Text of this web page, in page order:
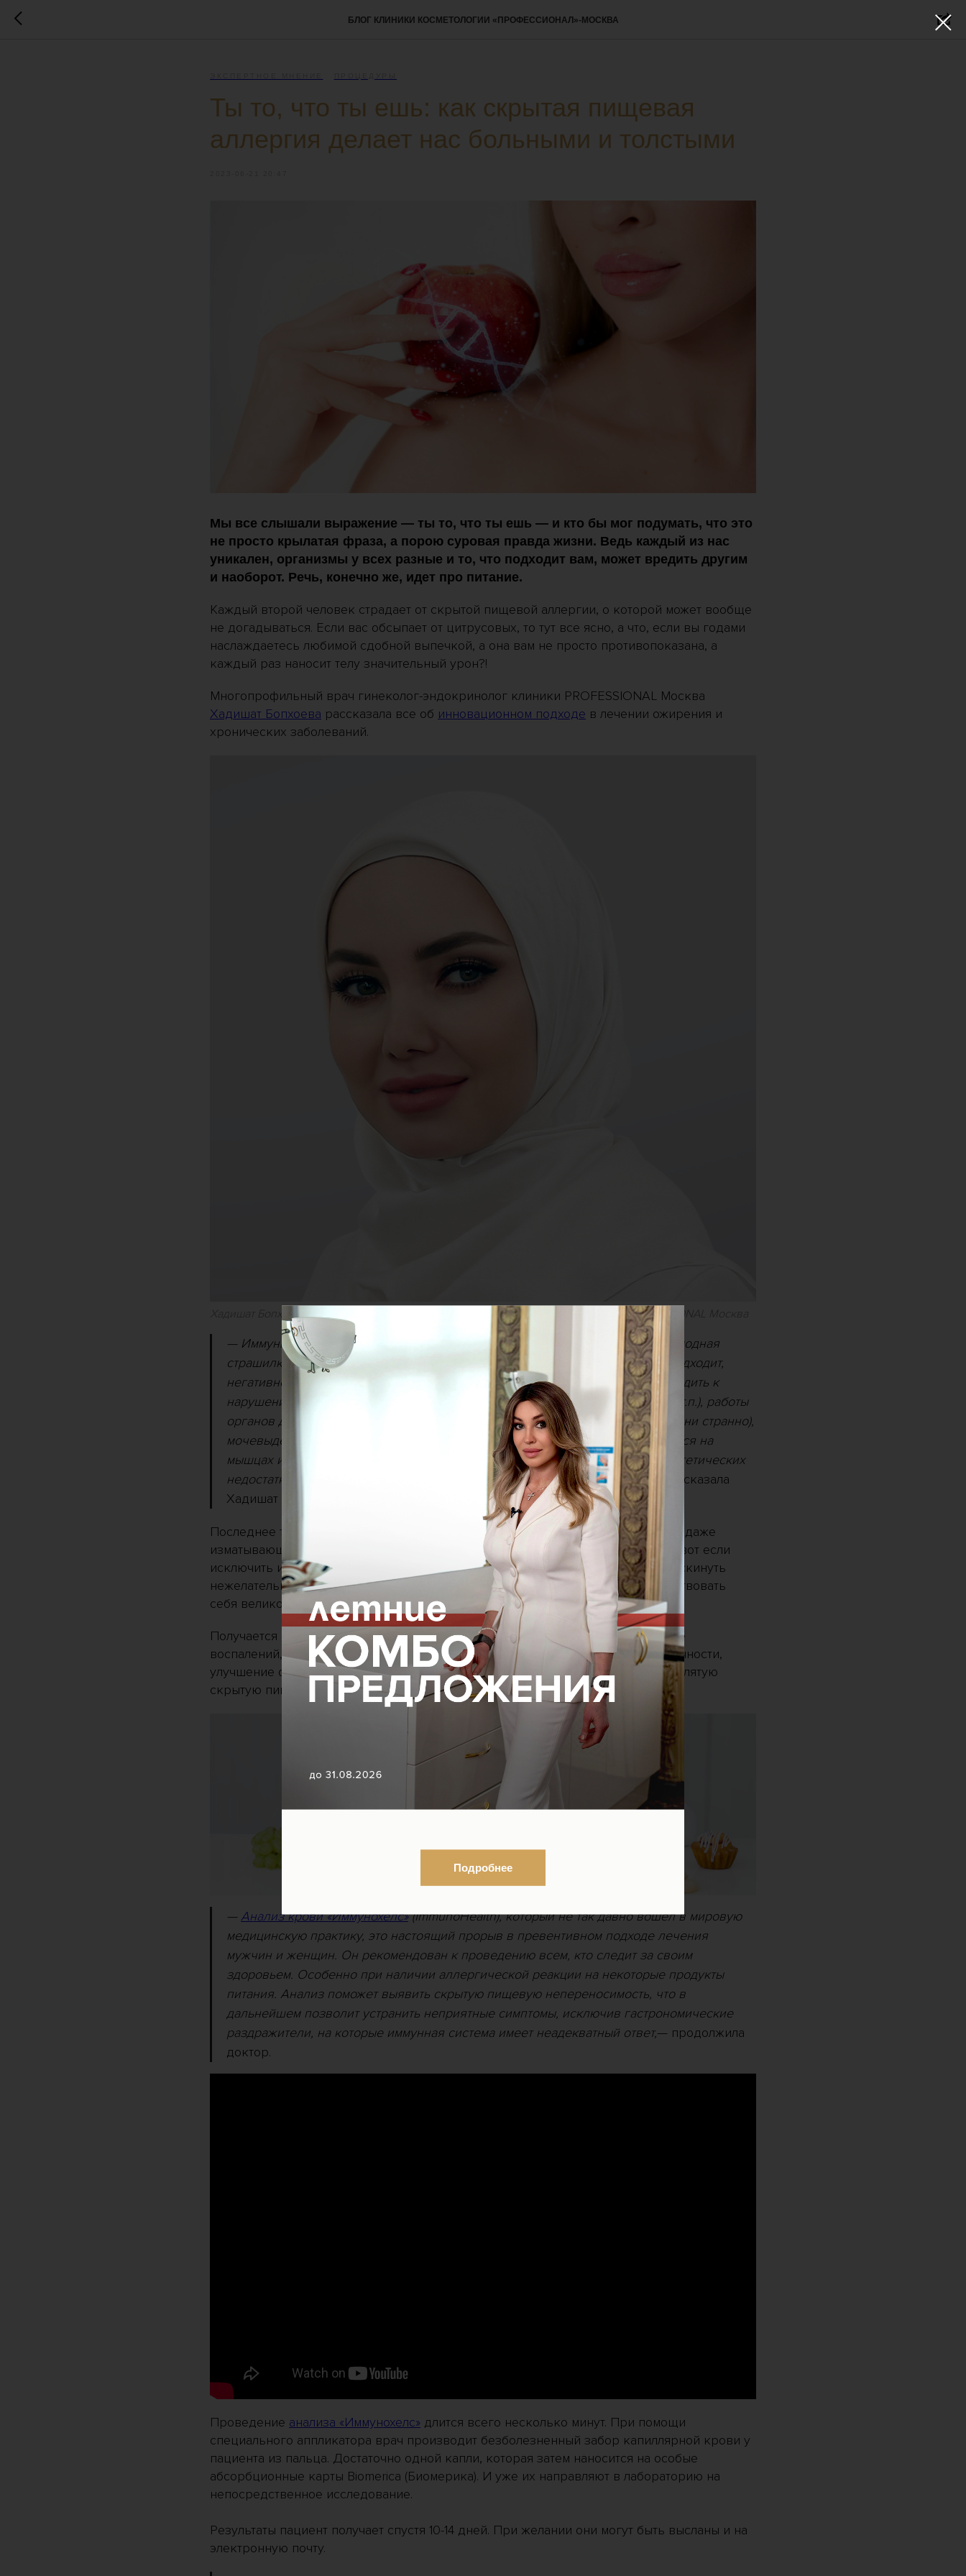
БЛОГ КЛИНИКИ КОСМЕТОЛОГИИ «ПРОФЕССИОНАЛ»-МОСКВА
Ты то, что ты ешь: как скрытая пищевая
аллергия делает нас больными и толстыми
Мы все слышали выражение — ты то, что ты ешь — и кто бы мог подумать, что это
не просто крылатая фраза, а порою суровая правда жизни. Ведь каждый из нас
уникален, организмы у всех разные и то, что подходит вам, может вредить другим
и наоборот. Речь, конечно же, идет про питание.
Каждый второй человек страдает от скрытой пищевой аллергии, о которой может вообще
не догадываться. Если вас обсыпает от цитрусовых, то тут все ясно, а что, если вы годами
наслаждаетесь любимой сдобной выпечкой, а она вам не просто противопоказана, а
каждый раз наносит телу значительный урон?!
Многопрофильный врач гинеколог-эндокринолог клиники PROFESSIONAL Москва
Хадишат Бопхоева рассказала все об инновационном подходе в лечении ожирения и
хронических заболеваний.
Хадишат Бопхоева, многопрофильный врач гинеколог-эндокринолог клиники PROFESSIONAL Москва
— Иммунная непереносимость определенных продуктов и их категорий не модная
страшилка. Важно понимать, что регулярный прием пищи, которая вам не подходит,
негативно влияет на множество систем организма. Поэтому это может приводить к
нарушениям нервной системы (мигрень, раздражительность, тревожность и т.п.), работы
органов дыхания, сердечно-сосудистой системы, органов пищеварения (как ни странно),
мочевыделительной и репродуктивной системы. А еще негативно сказываться на
мышцах и костях, состоянии кожи (эпидермиса) и приводить к появлению эстетических
недостатков фигуры, таких как целлюлит, избыточный вес и ожирение,— рассказала
Хадишат Бопхоева.
Последнее так вообще тема номер один. Многие люди сталкиваются с тем, что даже
изматывающие тренировки и диеты могут не давать желаемых результатов. А вот если
исключить из рациона раздражители (или заменить их), то можно с легкостью скинуть
нежелательный вес за несколько месяцев вообще безо всяких усилий. И чувствовать
себя великолепно.
Получается основной терапевтический эффект от коррекции питания — снятие
воспалений, провоцирующих патологические процессы, и снижение веса, отечности,
улучшение общего состояния, зависящего от ЖКТ. Так как же выявить эту треклятую
скрытую пищевую непереносимость?
— Анализ крови «Иммунохелс»(ImmunoHealth), который не так давно вошел в мировую
медицинскую практику, это настоящий прорыв в превентивном подходе лечения
мужчин и женщин. Он рекомендован к проведению всем, кто следит за своим
здоровьем. Особенно при наличии аллергической реакции на некоторые продукты
питания. Анализ поможет выявить скрытую пищевую непереносимость, что в
дальнейшем позволит устранить неприятные симптомы, исключив гастрономические
раздражители, на которые иммунная система имеет неадекватный ответ,— продолжила
доктор.
Проведение анализа «Иммунохелс» длится всего несколько минут. При помощи
специального аппликатора врач производит безболезненный забор капиллярной крови у
пациента из пальца. Достаточно одной капли, которая затем наносится на особые
абсорбционные карты Biomerica (Биомерика). И уже их направляют в лабораторию на
непосредственное исследование.
Результаты пациент получает спустя 10-14 дней. При желании они могут быть высланы и на
электронную почту.
Подробнее